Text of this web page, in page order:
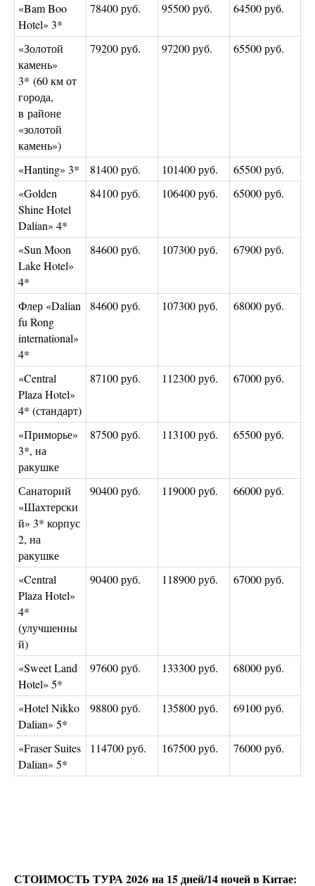
«Bam Boo
Hotel» 3*
78400 руб. 95500 руб. 64500 руб.
«Золотой
камень»
3* (60 км от
города,
в районе
«золотой
камень»)
79200 руб. 97200 руб. 65500 руб.
«Hanting» 3* 81400 руб. 101400 руб.
65500 руб.
«Golden
Shine Hotel
Dalian» 4*
84100 руб. 106400 руб. 65000 руб.
«Sun Moon
Lake Hotel»
4*
84600 руб. 107300 руб. 67900 руб.
Флер «Dalian
fu Rong
international»
4*
84600 руб. 107300 руб. 68000 руб.
«Central
Plaza Hotel»
4* (стандарт)
87100 руб. 112300 руб. 67000 руб.
«Приморье»
3*, на
ракушке
87500 руб. 113100 руб. 65500 руб.
Санаторий
«Шахтерски
й» 3* корпус
2, на
ракушке
90400 руб. 119000 руб. 66000 руб.
«Central
Plaza Hotel»
4*
(улучшенны
й)
90400 руб. 118900 руб. 67000 руб.
«Sweet Land
Hotel» 5*
97600 руб. 133300 руб. 68000 руб.
«Hotel Nikko
Dalian» 5*
98800 руб. 135800 руб. 69100 руб.
«Fraser Suites
Dalian» 5*
114700 руб. 167500 руб. 76000 руб.
СТОИМОСТЬ ТУРА 2026 на 15 дней/14 ночей в Китае: